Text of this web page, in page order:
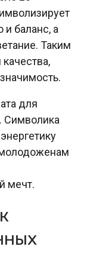
и баланс, а
Таким
для
Символика
мечт.